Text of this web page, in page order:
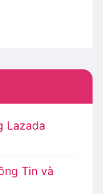
Lazada
Tin và